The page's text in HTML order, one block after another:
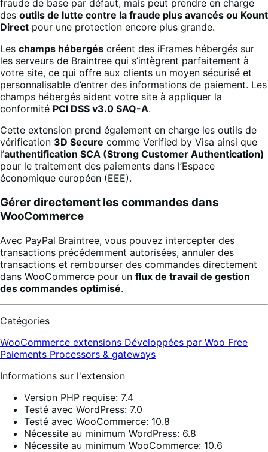
fraude de base par défaut, mais peut prendre en charge
des outils de lutte contre la fraude plus avancés ou Kount
Direct pour une protection encore plus grande.
Les champs hébergés créent des iFrames hébergés sur
les serveurs de Braintree qui s’intègrent parfaitement à
votre site, ce qui offre aux clients un moyen sécurisé et
personnalisable d’entrer des informations de paiement. Les
champs hébergés aident votre site à appliquer la
conformité PCI DSS v3.0 SAQ-A.
Cette extension prend également en charge les outils de
vérification 3D Secure comme Verified by Visa ainsi que
l’authentification SCA (Strong Customer Authentication)
pour le traitement des paiements dans l’Espace
économique européen (EEE).
Gérer directement les commandes dans
WooCommerce
Avec PayPal Braintree, vous pouvez intercepter des
transactions précédemment autorisées, annuler des
transactions et rembourser des commandes directement
dans WooCommerce pour un flux de travail de gestion
des commandes optimisé.
Catégories
WooCommerce extensions Développées par Woo Free
Paiements Processors & gateways
Informations sur l'extension
Version PHP requise: 7.4
Testé avec WordPress: 7.0
Testé avec WooCommerce: 10.8
Nécessite au minimum WordPress: 6.8
Nécessite au minimum WooCommerce: 10.6